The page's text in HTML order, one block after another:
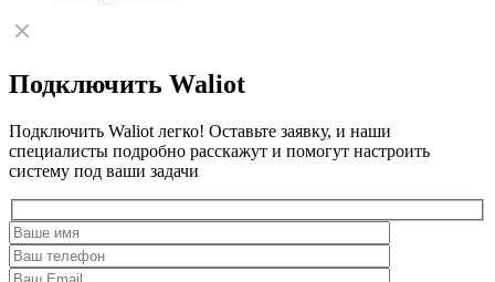
Подключить Waliot
Подключить Waliot легко! Оставьте заявку, и наши
специалисты подробно расскажут и помогут настроить
систему под ваши задачи